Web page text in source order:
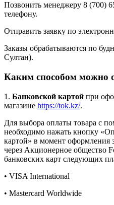
Позвонить менеджеру 8 (700)
телефону.
Отправить заявку по
Заказы обрабатываются по
Султан).
Каким способом можно
1. Банковской картой при
магазине https://tok.kz/.
Для выбора оплаты товара с
необходимо нажать кнопку
картой» в момент оформления
через Акционерное общество
банковских карт следующих
• VISA International
• Mastercard Worldwide